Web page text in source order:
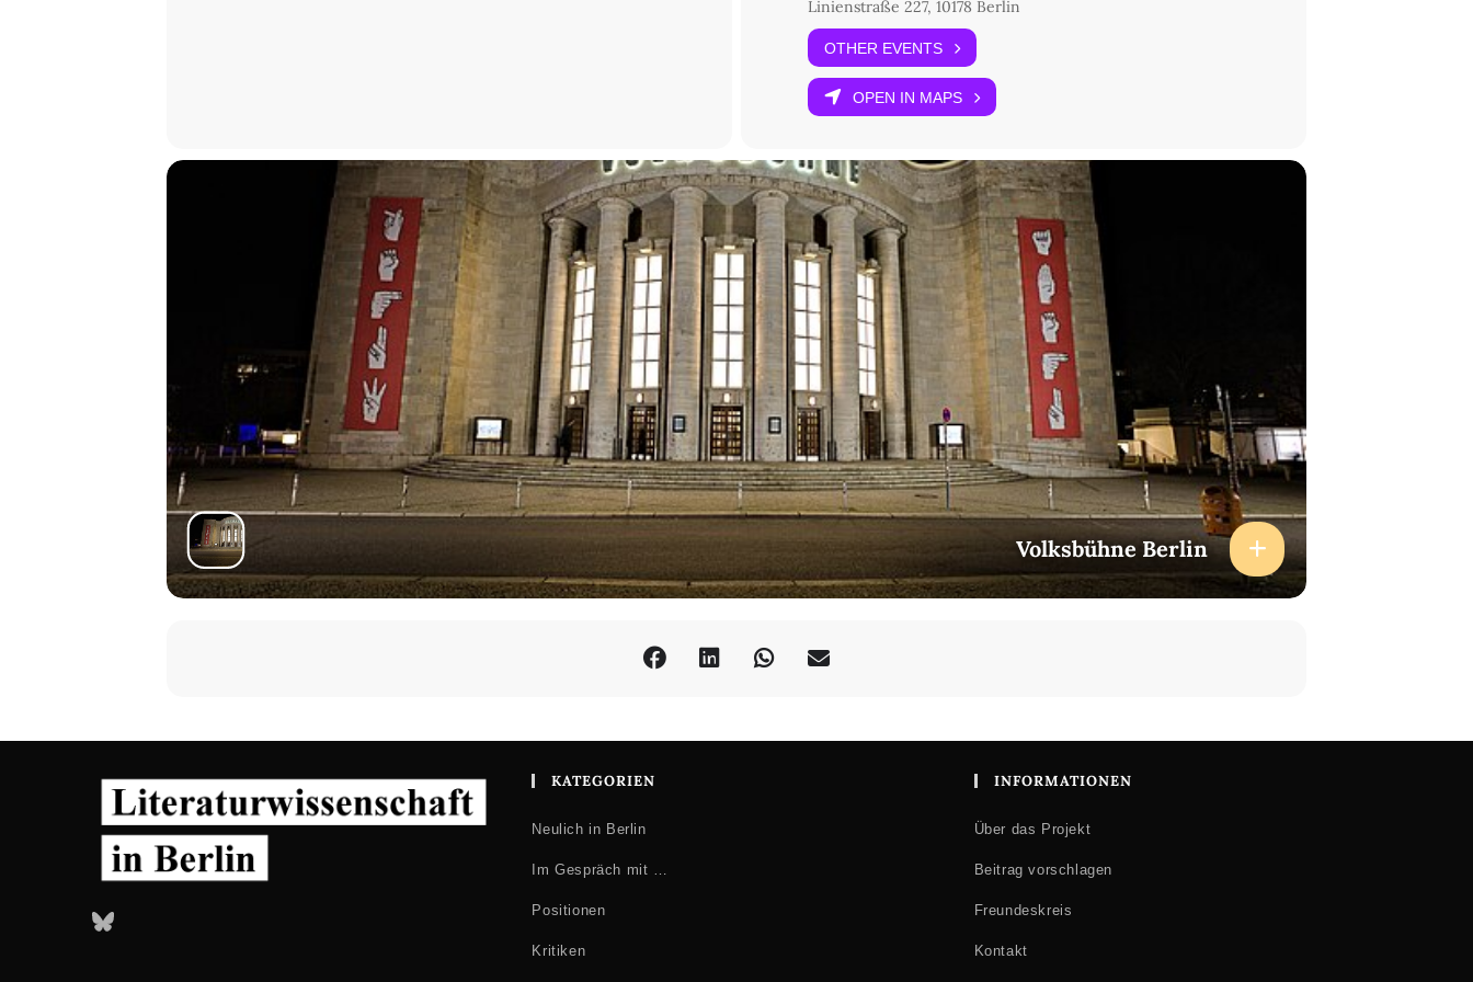
der Zivilgesellschaften im Nahen Osten, die Rückgewinnung politischer Handlungsfähigkeit, die in den Gefängnissen Verschwundenen, die
politische Dimension des (Post-)Traumatischen, die Erfahrung von Staatenlosigkeit, das Schicksal der Frauen in der Revolution – diese und
Linienstraße 227, 10178 Berlin
OTHER EVENTS
OPEN IN MAPS
Volksbühne Berlin
Bluesky
KATEGORIEN
Neulich in Berlin
Im Gespräch mit …
Positionen
Kritiken
INFORMATIONEN
Über das Projekt
Beitrag vorschlagen
Freundeskreis
Kontakt